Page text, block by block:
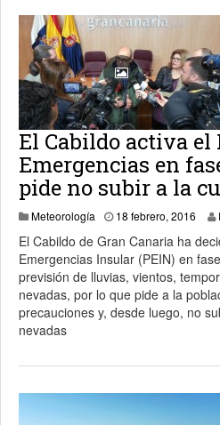
El Cabildo activa el
Emergencias en
pide no subir a la
Meteorología 18 febrero, 2016 3
El Cabildo de Gran Canaria ha
Emergencias Insular (PEIN) en
previsión de lluvias, vientos,
nevadas, por lo que pide a la
precauciones y, desde luego, no
nevadas